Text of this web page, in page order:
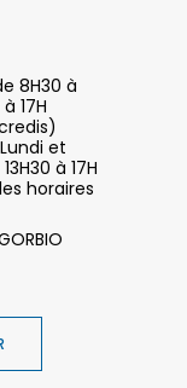
8H30 à
17H
et
à 17H
horaires